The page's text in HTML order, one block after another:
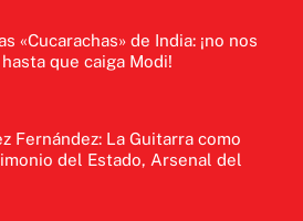
«Cucarachas» de India: ¡no nos
que caiga Modi!
Fernández: La Guitarra como
del Estado, Arsenal del